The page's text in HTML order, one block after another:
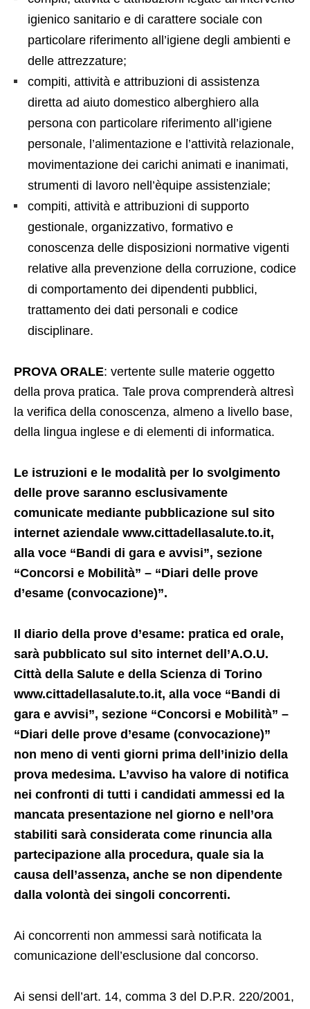
igienico sanitario e di carattere sociale con
particolare riferimento all’igiene degli ambienti e
delle attrezzature;
compiti, attività e attribuzioni di assistenza
diretta ad aiuto domestico alberghiero alla
persona con particolare riferimento all’igiene
personale, l’alimentazione e l’attività relazionale,
movimentazione dei carichi animati e inanimati,
strumenti di lavoro nell’èquipe assistenziale;
compiti, attività e attribuzioni di supporto
gestionale, organizzativo, formativo e
conoscenza delle disposizioni normative vigenti
relative alla prevenzione della corruzione, codice
di comportamento dei dipendenti pubblici,
trattamento dei dati personali e codice
disciplinare.
PROVA ORALE: vertente sulle materie oggetto
della prova pratica. Tale prova comprenderà altresì
la verifica della conoscenza, almeno a livello base,
della lingua inglese e di elementi di informatica.
Le istruzioni e le modalità per lo svolgimento
delle prove saranno esclusivamente
comunicate mediante pubblicazione sul sito
internet aziendale www.cittadellasalute.to.it,
alla voce “Bandi di gara e avvisi”, sezione
“Concorsi e Mobilità” – “Diari delle prove
d’esame (convocazione)”.
Il diario della prove d’esame: pratica ed orale,
sarà pubblicato sul sito internet dell’A.O.U.
Città della Salute e della Scienza di Torino
www.cittadellasalute.to.it, alla voce “Bandi di
gara e avvisi”, sezione “Concorsi e Mobilità” –
“Diari delle prove d’esame (convocazione)”
non meno di venti giorni prima dell’inizio della
prova medesima. L’avviso ha valore di notifica
nei confronti di tutti i candidati ammessi ed la
mancata presentazione nel giorno e nell’ora
stabiliti sarà considerata come rinuncia alla
partecipazione alla procedura, quale sia la
causa dell’assenza, anche se non dipendente
dalla volontà dei singoli concorrenti.
Ai concorrenti non ammessi sarà notificata la
comunicazione dell’esclusione dal concorso.
Ai sensi dell’art. 14, comma 3 del D.P.R. 220/2001,